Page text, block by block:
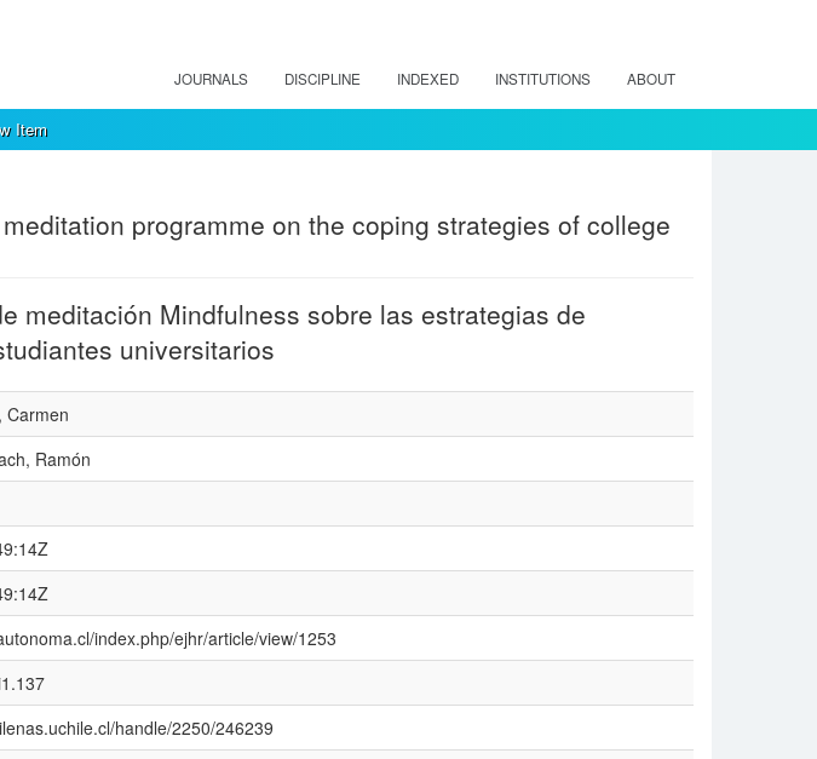
JOURNALS DISCIPLINE INDEXED INSTITUTIONS ABOUT
Item
programme on the coping strategies of college
meditación Mindfulness sobre las estrategias de
universitarios
Carmen
Ramón
index.php/ejhr/article/view/1253
handle/2250/246239